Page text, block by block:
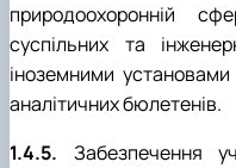
природоохоронній
суспільних та
іноземними установами
аналітичних бюлетенів.
1.4.5. Забезпечення